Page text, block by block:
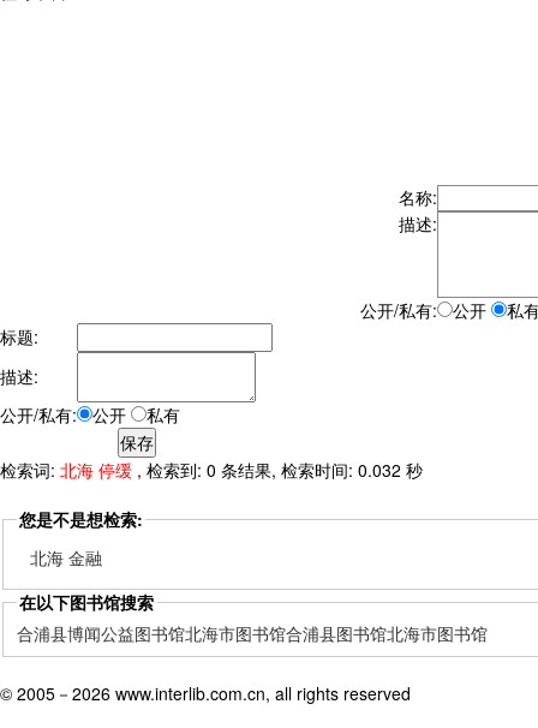
名称:
描述:
公开/私有: 公开
私
标题:
描述:
公开/私有:
公开 私有
检索词: 北海 停缓 , 检索到: 0 条结果, 检索时间: 0.032 秒
您是不是想检索:
北海 金融
在以下图书馆搜索
合浦县博闻公益图书馆北海市图书馆合浦县图书馆北海市图书馆
© 2005－ 2026 www.interlib.com.cn, all rights reserved